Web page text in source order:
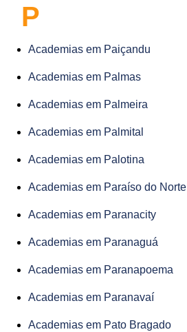
P
Academias em Paiçandu
Academias em Palmas
Academias em Palmeira
Academias em Palmital
Academias em Palotina
Academias em Paraíso do Norte
Academias em Paranacity
Academias em Paranaguá
Academias em Paranapoema
Academias em Paranavaí
Academias em Pato Bragado